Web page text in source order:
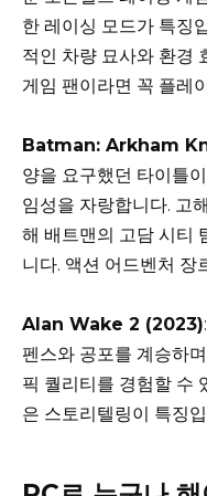
한 레이싱 모드가 특징
적인 차량 묘사와 환경
게임 팬이라면 꼭 플레
Batman: Arkham
양을 요구했던 타이틀
임성을 자랑합니다. 고
해 배트맨의 고담 시티
니다. 액션 어드벤처 장
Alan Wake 2 (2023)
펜스와 공포를 계승하
픽 퀄리티를 경험할 수
은 스토리텔링이 특징